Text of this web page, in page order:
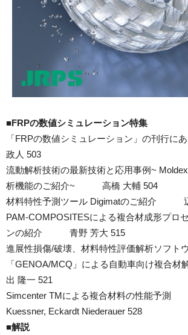
■FRPの数値シミュレーション特集
「FRPの数値シミュレーション」の刊
政人 503
流動解析技術の最新技術と応用事例~
析機能のご紹介~ 高橋 大輔 504
材料特性予測ツール Digimatのご紹介
PAM-COMPOSITESによる複合材成形プロ
ンの紹介 青野 芳大 515
進展性損傷/破壊、材料特性評価解析ソフト
「GENOA/MCQ」による自動車向け複合材
出 隆一 521
Simcenter TMによる複合材料の性能予
Kuessner, Eckardt Niederauer 528
■解説